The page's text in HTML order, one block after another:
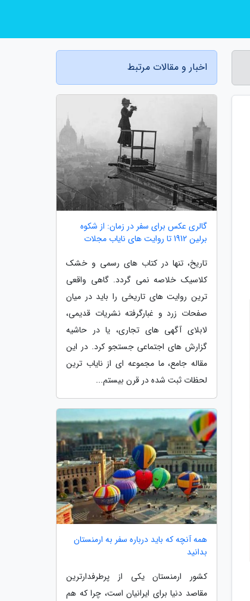
اخبار و مقالات مرتبط
گالری عکس برای سفر در زمان: از شکوه
برلین 1912 تا روایت های نایاب مجلات
تاریخ، تنها در کتاب های رسمی و خشک
کلاسیک خلاصه نمی گردد. گاهی واقعی
ترین روایت های تاریخی را باید در میان
صفحات زرد و غبارگرفته نشریات قدیمی،
لابلای آگهی های تجاری، یا در حاشیه
گزارش های اجتماعی جستجو کرد. در این
مقاله جامع، ما مجموعه ای از نایاب ترین
لحظات ثبت شده در قرن بیستم...
همه آنچه که باید درباره سفر به ارمنستان
بدانید
کشور ارمنستان یکی از پرطرفدارترین
مقاصد دنیا برای ایرانیان است، چرا که هم